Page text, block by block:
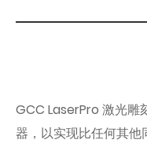
GCC LaserPro 激光雕
器，以实现比任何其